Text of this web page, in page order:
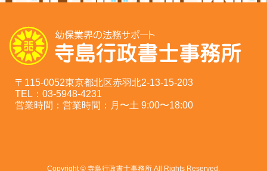
〒115-0052東京都北区赤羽北2-13-15-203
TEL：03-5948-4231
営業時間：営業時間：月〜土 9:00〜18:00
Copyright © 寺島行政書士事務所 All Rights Reserved.